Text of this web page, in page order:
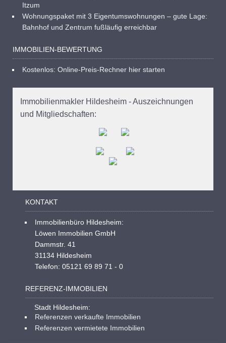
Itzum
Wohnungspaket mit 3 Eigentumswohnungen – gute Lage:
Bahnhof und Zentrum fußläufig erreichbar
IMMOBILIEN-BEWERTUNG
Kostenlos: Online-Preis-Rechner hier starten
Immobilienmakler Hildesheim - Auszeichnungen
und Mitgliedschaften:
KONTAKT
Immobilienbüro Hildesheim:
Löwen Immobilien GmbH
Dammstr. 41
31134 Hildesheim
Telefon: 05121 69 89 71 - 0
REFERENZ-IMMOBILIEN
Stadt Hildesheim:
Referenzen verkaufte Immobilien
Referenzen vermietete Immobilien